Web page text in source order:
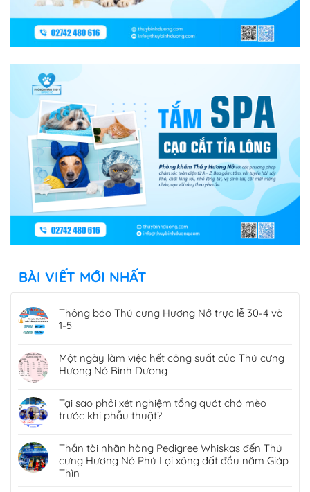
BÀI VIẾT MỚI NHẤT
Thông báo Thú cưng Hương Nở trực lễ 30-4 và
1-5
Một ngày làm việc hết công suất của Thú cưng
Hương Nở Bình Dương
Tại sao phải xét nghiệm tổng quát chó mèo
trước khi phẫu thuật?
Thần tài nhãn hàng Pedigree Whiskas đến Thú
cưng Hương Nở Phú Lợi xông đất đầu năm Giáp
Thìn